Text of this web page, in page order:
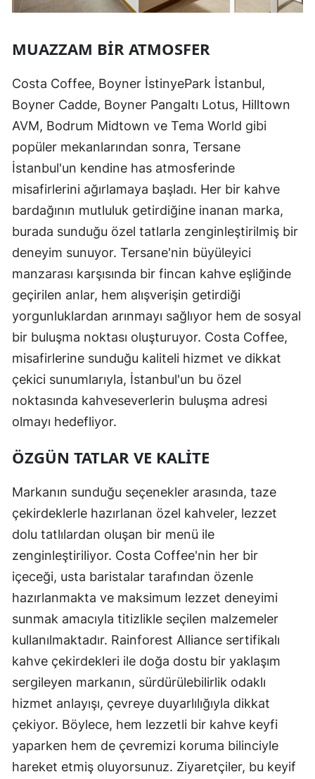
MUAZZAM BIR ATMOSFER
Costa Coffee, Boyner İstinyePark İstanbul,
Boyner Cadde, Boyner Pangaltı Lotus, Hilltown
AVM, Bodrum Midtown ve Tema World gibi
popüler mekanlarından sonra, Tersane
İstanbul'un kendine has atmosferinde
misafirlerini ağırlamaya başladı. Her bir kahve
bardağının mutluluk getirdiğine inanan marka,
burada sunduğu özel tatlarla zenginleştirilmiş bir
deneyim sunuyor. Tersane'nin büyüleyici
manzarası karşısında bir fincan kahve eşliğinde
geçirilen anlar, hem alışverişin getirdiği
yorgunluklardan arınmayı sağlıyor hem de sosyal
bir buluşma noktası oluşturuyor. Costa Coffee,
misafirlerine sunduğu kaliteli hizmet ve dikkat
çekici sunumlarıyla, İstanbul'un bu özel
noktasında kahveseverlerin buluşma adresi
olmayı hedefliyor.
ÖZGÜN TATLAR VE KALITE
Markanın sunduğu seçenekler arasında, taze
çekirdeklerle hazırlanan özel kahveler, lezzet
dolu tatlılardan oluşan bir menü ile
zenginleştiriliyor. Costa Coffee'nin her bir
içeceği, usta baristalar tarafından özenle
hazırlanmakta ve maksimum lezzet deneyimi
sunmak amacıyla titizlikle seçilen malzemeler
kullanılmaktadır. Rainforest Alliance sertifikalı
kahve çekirdekleri ile doğa dostu bir yaklaşım
sergileyen markanın, sürdürülebilirlik odaklı
hizmet anlayışı, çevreye duyarlılığıyla dikkat
çekiyor. Böylece, hem lezzetli bir kahve keyfi
yaparken hem de çevremizi koruma bilinciyle
hareket etmiş oluyorsunuz. Ziyaretçiler, bu keyif